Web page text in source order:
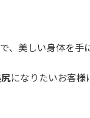
美しい身体を手
になりたいお客様